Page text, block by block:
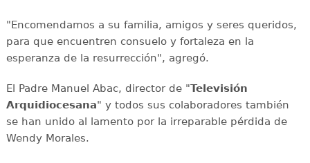
"Encomendamos a su familia, amigos y seres queridos,
para que encuentren consuelo y fortaleza en la
esperanza de la resurrección", agregó.
El Padre Manuel Abac, director de "Televisión
Arquidiocesana" y todos sus colaboradores también
se han unido al lamento por la irreparable pérdida de
Wendy Morales.